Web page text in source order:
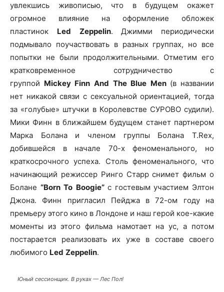
увлекшись живописью, что в будущем окажет
огромное влияние на оформление обложек
пластинок Led Zeppelin. Джимми периодически
подмывало поучаствовать в разных группах, но все
попытки не были продолжительными. Отметим его
кратковременное сотрудничество с
группой Mickey Finn And The Blue Men(в названии
нет никакой связи с сексуальной ориентацией, тогда
за «голубые» штучки в Королевстве СУРОВО судили).
Мики Финн в ближайшем будущем станет партнером
Марка Болана и членом группы Болана T.Rex,
добившейся в начале 70-х феноменального, но
краткосрочного успеха. Столь феноменального, что
начинающий режиссер Ринго Старр снимет фильм о
Болане “Born To Boogie”с гостевым участием Элтон
Джона. Финн пригласил Пейджа в 72-ом году на
премьеру этого кино в Лондоне и наш герой кое-какие
моменты из этого фильма намотает на ус, а потом
постарается реализовать их уже в составе своего
любимого Led Zeppelin.
Юный сессионщик. В руках — Лес Пол!